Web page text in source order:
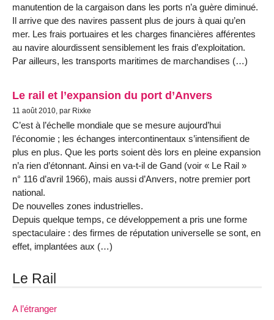
manutention de la cargaison dans les ports n’a guère diminué.
Il arrive que des navires passent plus de jours à quai qu’en
mer. Les frais portuaires et les charges financières afférentes
au navire alourdissent sensiblement les frais d’exploitation.
Par ailleurs, les transports maritimes de marchandises (…)
Le rail et l’expansion du port d’Anvers
11 août 2010, par Rixke
C’est à l’échelle mondiale que se mesure aujourd’hui
l’économie ; les échanges intercontinentaux s’intensifient de
plus en plus. Que les ports soient dès lors en pleine expansion
n’a rien d’étonnant. Ainsi en va-t-il de Gand (voir « Le Rail »
n° 116 d’avril 1966), mais aussi d’Anvers, notre premier port
national.
De nouvelles zones industrielles.
Depuis quelque temps, ce développement a pris une forme
spectaculaire : des firmes de réputation universelle se sont, en
effet, implantées aux (…)
Le Rail
A l’étranger